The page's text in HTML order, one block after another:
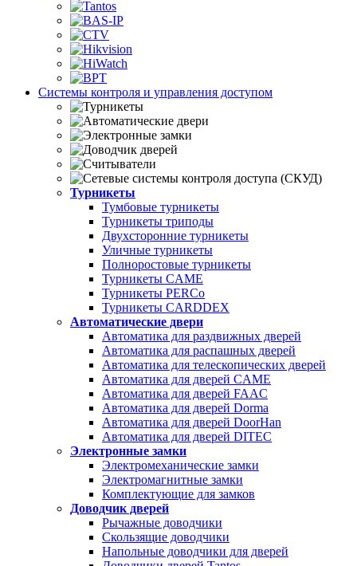
Системы контроля и управления доступом
Турникеты
Тумбовые турникеты
Турникеты триподы
Двухсторонние турникеты
Уличные турникеты
Полноростовые турникеты
Турникеты CAME
Турникеты PERCo
Турникеты CARDDEX
Автоматические двери
Автоматика для раздвижных дверей
Автоматика для распашных дверей
Автоматика для телескопических дверей
Автоматика для дверей CAME
Автоматика для дверей FAAC
Автоматика для дверей Dorma
Автоматика для дверей DoorHan
Автоматика для дверей DITEC
Электронные замки
Электромеханические замки
Электромагнитные замки
Комплектующие для замков
Доводчик дверей
Рычажные доводчики
Скользящие доводчики
Напольные доводчики для дверей